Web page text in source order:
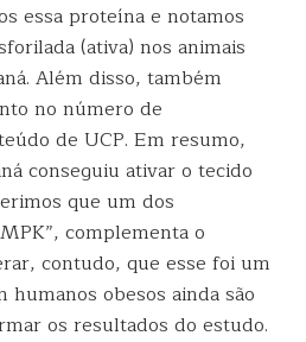
essa proteína e notamos
(ativa) nos animais
Além disso, também
no número de
de UCP. Em resumo,
conseguiu ativar o tecido
que um dos
complementa o
contudo, que esse foi um
humanos obesos ainda são
os resultados do estudo.